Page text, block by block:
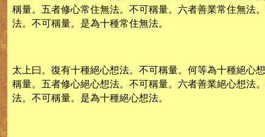
稱量。五者修心常住無法。不可稱量。六者善業常住無法
法。不可稱量。是為十種常住無法。
太上曰。復有十種絕心想法。不可稱量。何等為十種絕心
稱量。五者修心絕心想法。不可稱量。六者善業絕心想法
法。不可稱量。是為十種絕心想法。